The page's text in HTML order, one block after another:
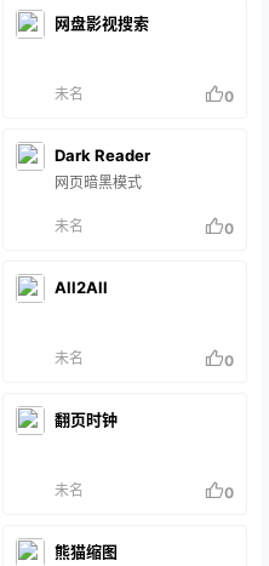
网盘影视搜索
未名 0
Dark Reader
网页暗黑模式
未名 0
All2All
未名 0
翻页时钟
未名 0
熊猫缩图